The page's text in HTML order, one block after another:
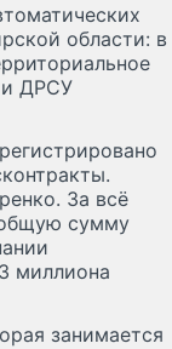
области: в
и ДРСУ
За всё
общую сумму
миллиона
занимается